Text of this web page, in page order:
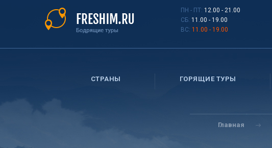
ПН - ПТ: 12.00 - 21.00
СБ: 11.00 - 19.00
ВС: 11.00 - 19.00
СТРАНЫ ГОРЯЩИЕ ТУРЫ
Вы
здесь
Главная